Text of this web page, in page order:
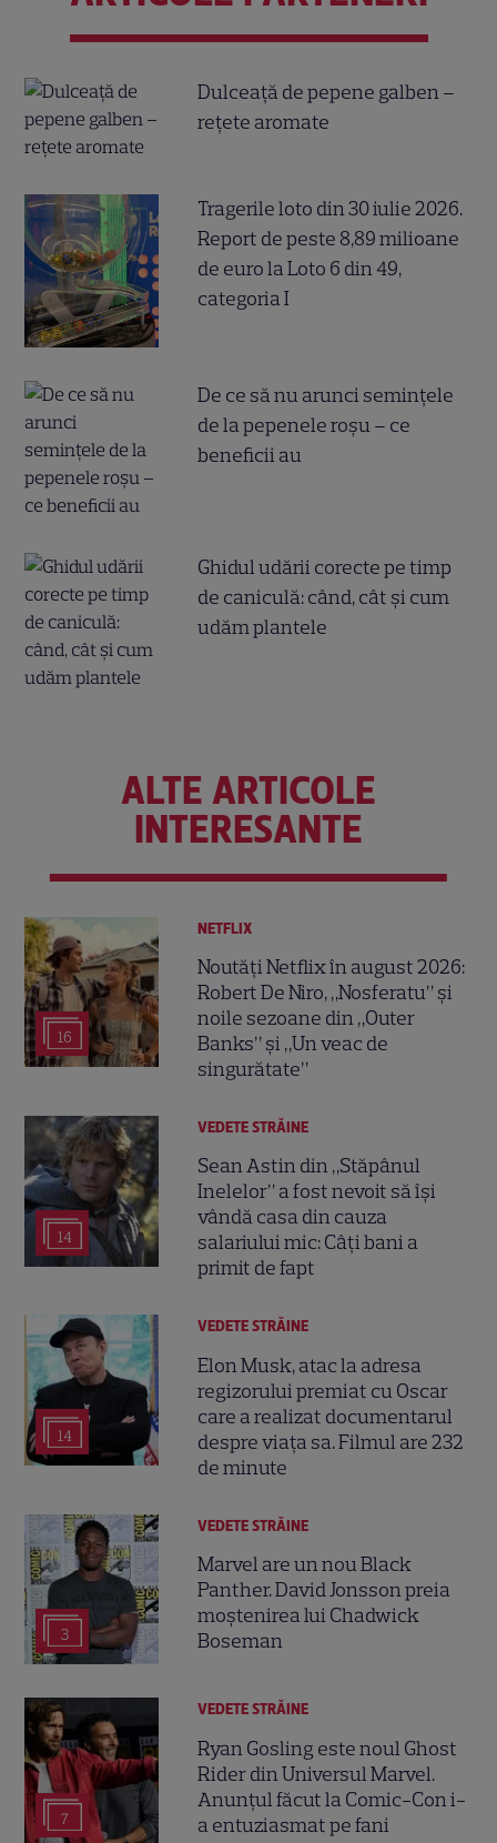
Dulceață de pepene galben –
rețete aromate
Tragerile loto din 30 iulie 2026.
Report de peste 8,89 milioane
de euro la Loto 6 din 49,
categoria I
De ce să nu arunci semințele
de la pepenele roșu – ce
beneficii au
Ghidul udării corecte pe timp
de caniculă: când, cât şi cum
udăm plantele
ALTE ARTICOLE
INTERESANTE
16
NETFLIX
Noutăți Netflix în august 2026:
Robert De Niro, „Nosferatu” și
noile sezoane din „Outer
Banks” și „Un veac de
singurătate”
14
VEDETE STRĂINE
Sean Astin din „Stăpânul
Inelelor” a fost nevoit să își
vândă casa din cauza
salariului mic: Câți bani a
primit de fapt
14
VEDETE STRĂINE
Elon Musk, atac la adresa
regizorului premiat cu Oscar
care a realizat documentarul
despre viața sa. Filmul are 232
de minute
3
VEDETE STRĂINE
Marvel are un nou Black
Panther. David Jonsson preia
moștenirea lui Chadwick
Boseman
7
VEDETE STRĂINE
Ryan Gosling este noul Ghost
Rider din Universul Marvel.
Anunțul făcut la Comic-Con i-
a entuziasmat pe fani